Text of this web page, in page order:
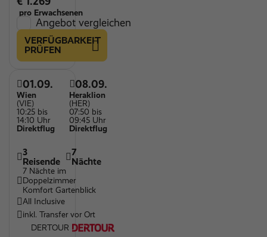
pro Erwachsenen
Angebot vergleichen
VERFÜGBARKEIT
PRÜFEN
01.09.
Wien
(VIE)
10:25 bis
14:10 Uhr
Direktflug
08.09.
Heraklion
(HER)
07:50 bis
09:45 Uhr
Direktflug
3
Reisende
7
Nächte
7 Nächte im
Doppelzimmer
Komfort Gartenblick
All Inclusive
inkl. Transfer vor Ort
DERTOUR